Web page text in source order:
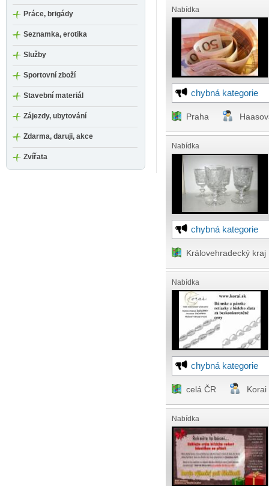
Práce, brigády
Seznamka, erotika
Služby
Sportovní zboží
Stavební materiál
Zájezdy, ubytování
Zdarma, daruji, akce
Zvířata
Nabídka
chybná kategorie
Praha
Nabídka
chybná kategorie
Královehradecký kraj
Nabídka
chybná kategorie
celá ČR Korai
Nabídka